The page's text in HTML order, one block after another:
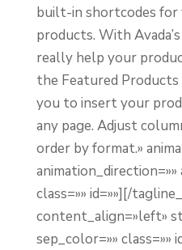
built-in shortcodes for
products. With
really help your
the Featured
you to insert your
any page. Adjust
order by format.»
animation_direction=»»
class=»» id=»»][/
content_align=»left»
sep_color=»» class=»»